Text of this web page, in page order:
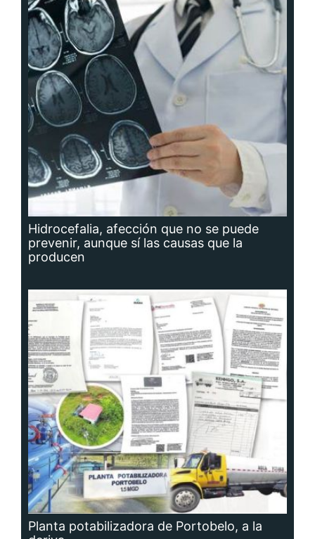
Hidrocefalia, afección que no se puede
prevenir, aunque sí las causas que la
producen
Planta potabilizadora de Portobelo, a la